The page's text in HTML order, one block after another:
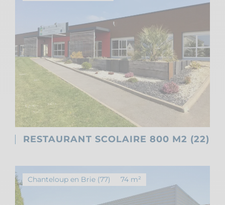
RESTAURANT SCOLAIRE 800 M2 (22)
Chanteloup en Brie (77) 74 m²